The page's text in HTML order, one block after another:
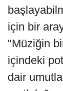
için bir
"Müziğin
içindeki
dair